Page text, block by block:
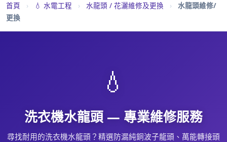
首頁 › 💧 水電工程 › 水龍頭 / 花灑維修及更換 ›
水龍頭維修/
更換
💧
洗衣機水龍頭 — 專業維修服務
尋找耐用的洗衣機水龍頭？精選防漏純銅波子龍頭、萬能轉接頭